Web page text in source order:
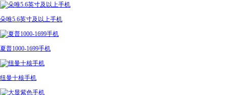
朵唯5.6英寸及以上手机
夏普1000-1699手机
纽曼十核手机